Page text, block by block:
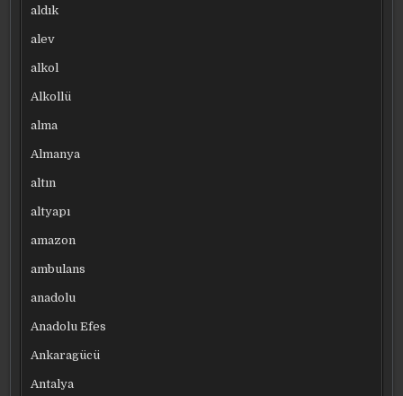
aldık
alev
alkol
Alkollü
alma
Almanya
altın
altyapı
amazon
ambulans
anadolu
Anadolu Efes
Ankaragücü
Antalya